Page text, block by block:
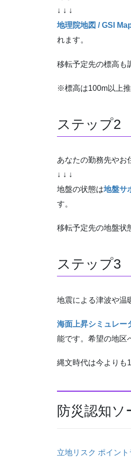
↓ ↓ ↓
地理院地図 / GSI
れます。
移転予定先の標高も
※標高は100m以上推
ステップ2
あなたの勤務先やお
↓ ↓ ↓
地盤の状態は地盤サ
す。
移転予定先の地盤状
ステップ3
地震による津波や温
海面上昇シミュレ
能です。希望の地区
縄文時代は今よりも
防災認知ソ
立地リスク ポイン